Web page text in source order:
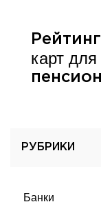
Рейтинг
карт для
РУБРИКИ
Банки